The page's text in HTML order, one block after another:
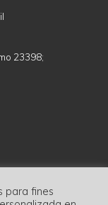
23398;
para fines